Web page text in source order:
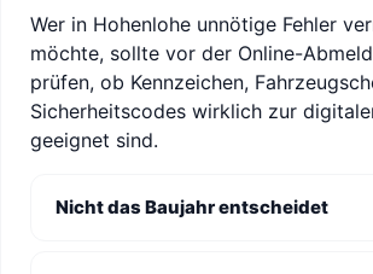
Wer in Hohenlohe unnötige Fehler
möchte, sollte vor der Online-
prüfen, ob Kennzeichen,
Sicherheitscodes wirklich zur
geeignet sind.
Nicht das Baujahr entscheidet